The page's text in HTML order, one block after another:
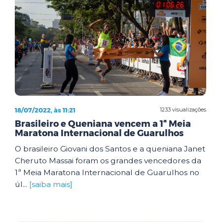
1233 visualizações
18/07/2022, às 11:21
Brasileiro e Queniana vencem a 1ª Meia
Maratona Internacional de Guarulhos
O brasileiro Giovani dos Santos e a queniana Janet
Cheruto Massai foram os grandes vencedores da
1ª Meia Maratona Internacional de Guarulhos no
úl... [saiba mais]